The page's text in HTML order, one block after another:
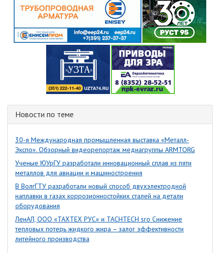
Новости по теме
30-я Международная промышленная выставка «Металл-
Экспо». Обзорный видеорепортаж медиагруппы ARMTORG
Ученые ЮУрГУ разработали инновационный сплав из пяти
металлов для авиации и машиностроения
В ВолгГТУ разработали новый способ двухэлектродной
наплавки в газах коррозионностойких сталей на детали
оборудования
ЛенАЛ, ООО «ТАХТЕХ РУС» и ТАСНТЕСН sro Снижение
тепловых потерь жидкого жира – залог эффективности
литейного производства